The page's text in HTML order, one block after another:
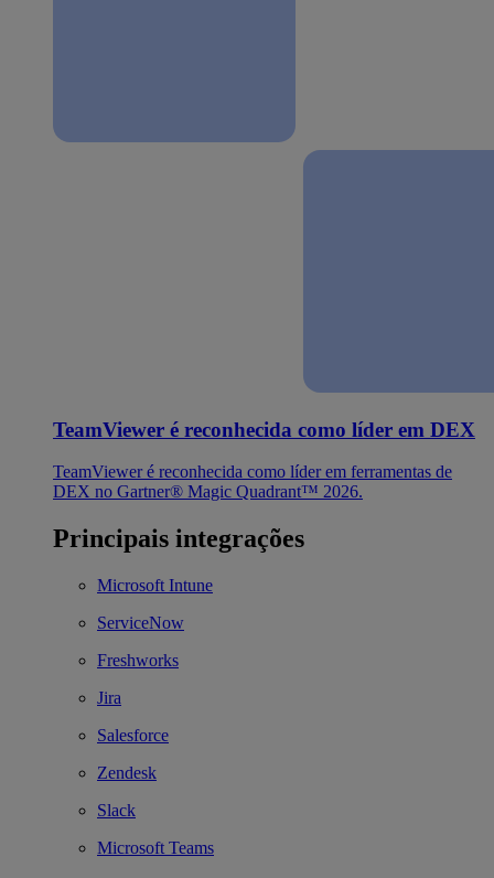
TeamViewer é reconhecida como líder em DEX
TeamViewer é reconhecida como líder em ferramentas de
DEX no Gartner® Magic Quadrant™ 2026.
Principais integrações
Microsoft Intune
ServiceNow
Freshworks
Jira
Salesforce
Zendesk
Slack
Microsoft Teams